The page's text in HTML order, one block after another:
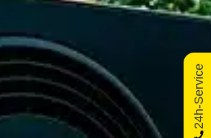
24h-Service